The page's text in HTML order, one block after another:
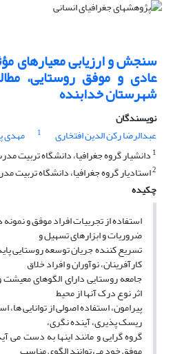
سنجش و ارزیابی معیارهای
عادی و موفق روستایی،
شهرستان خدابنده
نویسندگان
عبدالرضا رکن الدین افتخاری
1 مهدی
1 دانشیار گروه جغرافیا، دانشگاه تربیت
2استادیار گروه جغرافیا، دانشگاه تربیت
چکیده
استفاده از تجربیات افراد موفق و
ضروریات و ابزارهای تسهیل و
تسریع کننده جریان توسعه روستایی
کارآفرینان، نوآوران و افراد خلاق
جامعه روستایی دارای الگوهای
اثر نوع درک آنها از محیط
پیرامون، استفاده اصولی از توانایی
ریسک پذیری، آینده نگری،
گروه گرایی و مانند اینها به دست می